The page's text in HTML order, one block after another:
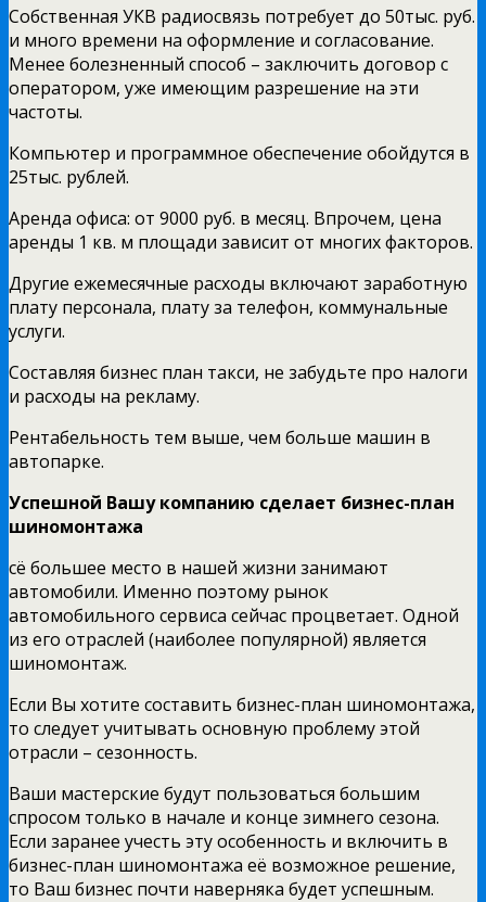
Собственная УКВ радиосвязь потребует до 50тыс. руб.
и много времени на оформление и согласование.
Менее болезненный способ – заключить договор с
оператором, уже имеющим разрешение на эти
частоты.
Компьютер и программное обеспечение обойдутся в
25тыс. рублей.
Аренда офиса: от 9000 руб. в месяц. Впрочем, цена
аренды 1 кв. м площади зависит от многих факторов.
Другие ежемесячные расходы включают заработную
плату персонала, плату за телефон, коммунальные
услуги.
Составляя бизнес план такси, не забудьте про налоги
и расходы на рекламу.
Рентабельность тем выше, чем больше машин в
автопарке.
Успешной Вашу компанию сделает бизнес-план
шиномонтажа
сё большее место в нашей жизни занимают
автомобили. Именно поэтому рынок
автомобильного сервиса сейчас процветает. Одной
из его отраслей (наиболее популярной) является
шиномонтаж.
Если Вы хотите составить бизнес-план шиномонтажа,
то следует учитывать основную проблему этой
отрасли – сезонность.
Ваши мастерские будут пользоваться большим
спросом только в начале и конце зимнего сезона.
Если заранее учесть эту особенность и включить в
бизнес-план шиномонтажа её возможное решение,
то Ваш бизнес почти наверняка будет успешным.